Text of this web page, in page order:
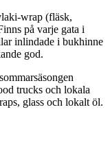
wrap (fläsk,
på varje gata i
inlindade i bukhinne
god.
trucks och lokala
glass och lokalt öl.